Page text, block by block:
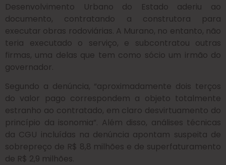
Desenvolvimento Urbano do Estado aderiu ao
documento, contratando a construtora para
executar obras rodoviárias. A Murano, no entanto, não
teria executado o serviço, e subcontratou outras
firmas, uma delas que tem como sócio um irmão do
governador.
Segundo a denúncia, “aproximadamente dois terços
do valor pago correspondem a objeto totalmente
estranho ao contratado, em claro desvirtuamento do
princípio da isonomia”. Além disso, análises técnicas
da CGU incluídas na denúncia apontam suspeita de
sobrepreço de R$ 8,8 milhões e de superfaturamento
de R$ 2,9 milhões.